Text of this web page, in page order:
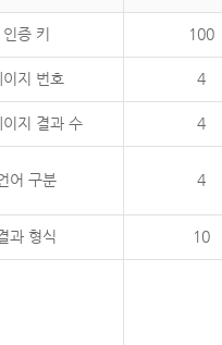
인증 키 100
이지 번호 4
지 결과 수 4
어 구분 4
과 형식 10